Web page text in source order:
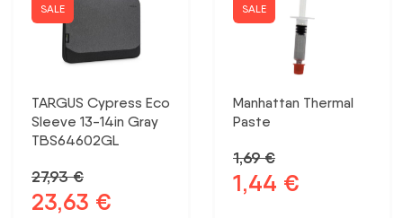
SALE
TARGUS Cypress Eco
Sleeve 13-14in Gray
TBS64602GL
27,93€
Original
23,63 €
SALE
Manhattan Thermal
Paste
1,69€
Original
1,44 €